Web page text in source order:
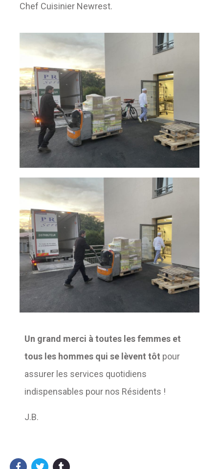
Chef Cuisinier Newrest.
Un grand merci à toutes les femmes et
tous les hommes qui se lèvent tôt pour
assurer les services quotidiens
indispensables pour nos Résidents !
J.B.